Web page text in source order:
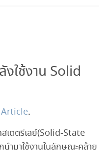
ใช้งาน Solid
Article.
เตตรีเลย์(Solid-State
นำมาใช้งานในลักษณะคล้าย